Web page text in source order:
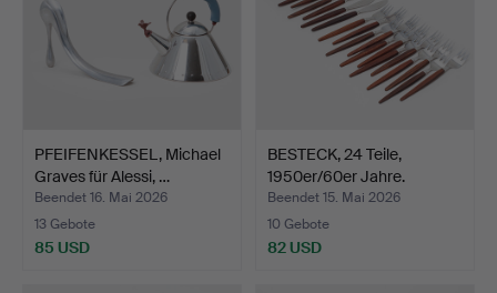
PFEIFENKESSEL, Michael
Graves für Alessi, …
Beendet 16. Mai 2026
13 Gebote
85 USD
BESTECK, 24 Teile,
1950er/60er Jahre.
Beendet 15. Mai 2026
10 Gebote
82 USD